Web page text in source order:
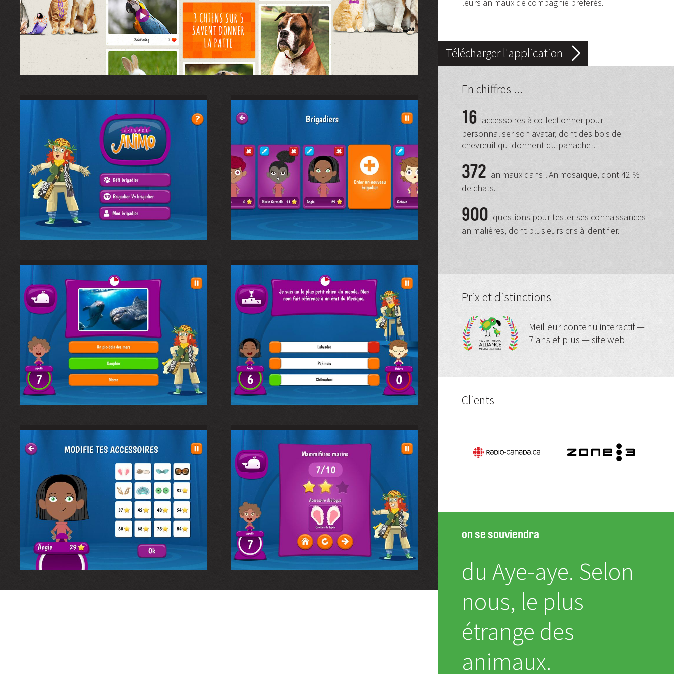
Télécharger l'application
En chiffres ...
16 accessoires à collectionner pour
personnaliser son avatar, dont des bois de
chevreuil qui donnent du panache !
372 animaux dans l'Animosaïque, dont 42 %
de chats.
900 questions pour tester ses connaissances
animalières, dont plusieurs cris à identifier.
Prix et distinctions
Meilleur contenu interactif —
7 ans et plus — site web
Clients
on se souviendra
du Aye-aye. Selon
nous, le plus
étrange des
animaux.